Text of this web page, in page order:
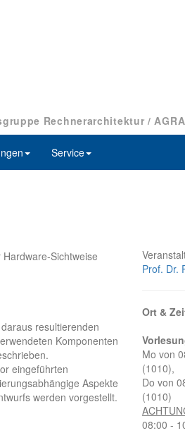
Rechnerarchitektur / AGRA
Service
Sichtweise
resultierenden
Komponenten
eingeführten
Aspekte
werden vorgestellt.
Prof. Dr.
Ort &
Mo von
(1010),
Do von
(1010)
08:00 -